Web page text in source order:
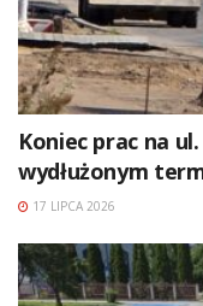
Koniec prac na
wydłużonym
17 LIPCA 2026